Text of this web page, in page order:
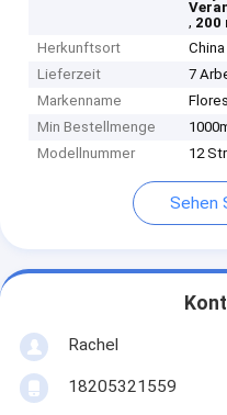
, 200
Herkunftsort
China
Lieferzeit
7
Markenname
Min Bestellmenge
Modellnummer
12
Sehen
Rachel
18205321559